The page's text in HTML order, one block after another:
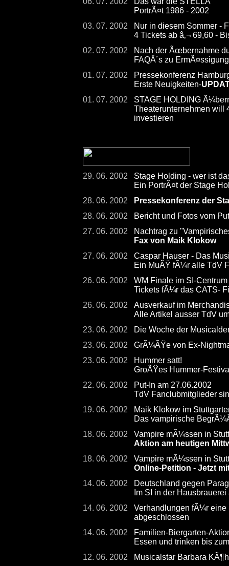
PortrÃ¤t 1986 - 2002
03. 07. 2002
Nur in diesem Sommer -
4 Tickets ab â‚¬ 69,60 -
02. 07. 2002
Nach der Ãœbernahme
FAQÂ´s zu
01. 07. 2002
Pressekonferenz
Erste Neuigkeiten-
01. 07. 2002
STAGE HOLDING
Theaterunternehmen will
investieren
29. 06. 2002
Stage Holding - wer ist
Ein PortrÃ¤t der Stage
28. 06. 2002
Pressekonferenz der
28. 06. 2002
Bericht und Fotos vom
27. 06. 2002
Nachtrag zu
Fax von Maik Klokow
27. 06. 2002
Caspar Hauser - Das
Ein MuÃŸ fÃ¼r alle TdV
26. 06. 2002
WM Finale im SI-
Tickets fÃ¼r das CATS-
26. 06. 2002
Ausverkauf im
Alle Artikel ausser TdV
23. 06. 2002
Die Woche der
23. 06. 2002
GrÃ¼ÃŸe von Ex-
23. 06. 2002
Hummer satt!
GroÃŸes Hummer-
22. 06. 2002
Put-In am 27.06.2002
TdV Fanclubmitglieder
19. 06. 2002
Maik Klokow im
Das vampirische
18. 06. 2002
Vampire mÃ¼ssen in
Aktion am heutigen
18. 06. 2002
Vampire mÃ¼ssen in
Online-Petition - Jetzt
14. 06. 2002
Deutschland gegen
Im SI in der
14. 06. 2002
Verhandlungen fÃ¼r eine
abgeschlossen
14. 06. 2002
Familien-Biergarten-
Essen und trinken bis
12. 06. 2002
Musicalstar Barbara